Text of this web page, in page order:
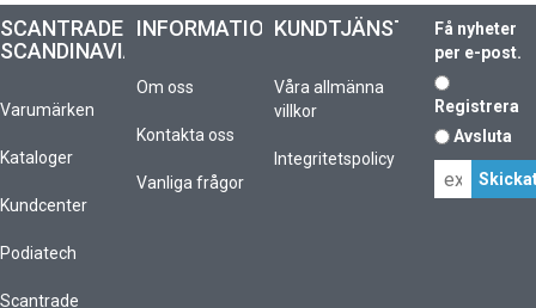
SCANTRADE
SCANDINAVIA
Varumärken
Kataloger
Kundcenter
Podiatech
Scantrade
INFORMATION
Om oss
Kontakta oss
Vanliga frågor
KUNDTJÄNST
Våra allmänna
villkor
Integritetspolicy
Få nyheter
per e-post.
Registrera
Avsluta